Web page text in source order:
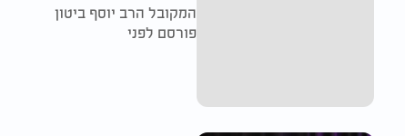
המקובל הרב יוסף ביטון
פורסם לפני